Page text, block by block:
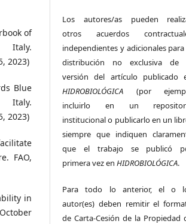
of
2023)
Blue
2023)
FAO,
in
Los autores/as pueden
otros acuerdos
independientes y adicionales para
distribución no exclusiva de
versión del artículo publicado
HIDROBIOLÓGICA (por
incluirlo en un
institucional o publicarlo en un
siempre que indiquen
que el trabajo se publicó
primera vez enHIDROBIOLÓGICA.
Para todo lo anterior, el o
autor(es) deben remitir el
de Carta-Cesión de la Propiedad